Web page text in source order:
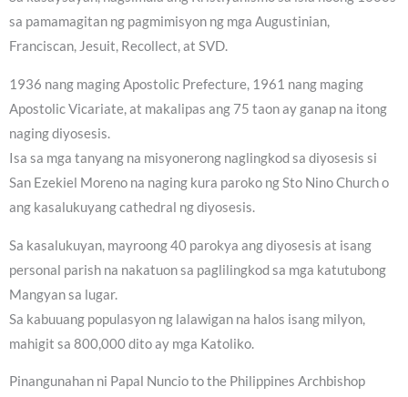
sa pamamagitan ng pagmimisyon ng mga Augustinian,
Franciscan, Jesuit, Recollect, at SVD.
1936 nang maging Apostolic Prefecture, 1961 nang maging
Apostolic Vicariate, at makalipas ang 75 taon ay ganap na itong
naging diyosesis.
Isa sa mga tanyang na misyonerong naglingkod sa diyosesis si
San Ezekiel Moreno na naging kura paroko ng Sto Nino Church o
ang kasalukuyang cathedral ng diyosesis.
Sa kasalukuyan, mayroong 40 parokya ang diyosesis at isang
personal parish na nakatuon sa paglilingkod sa mga katutubong
Mangyan sa lugar.
Sa kabuuang populasyon ng lalawigan na halos isang milyon,
mahigit sa 800,000 dito ay mga Katoliko.
Pinangunahan ni Papal Nuncio to the Philippines Archbishop